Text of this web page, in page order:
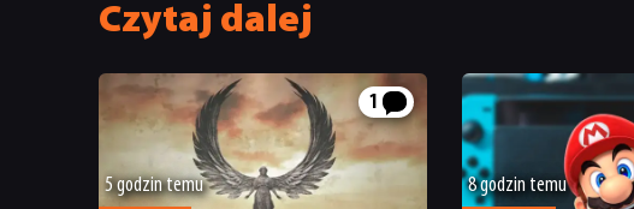
Czytaj dalej
1
5 godzin temu 8 godzin temu